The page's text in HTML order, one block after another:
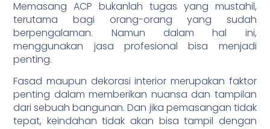
Memasang ACP bukanlah tugas yang mustahil,
terutama bagi orang-orang yang sudah
berpengalaman. Namun dalam hal ini,
menggunakan jasa profesional bisa menjadi
penting.
Fasad maupun dekorasi interior merupakan faktor
penting dalam memberikan nuansa dan tampilan
dari sebuah bangunan. Dan jika pemasangan tidak
tepat, keindahan tidak akan bisa tampil dengan